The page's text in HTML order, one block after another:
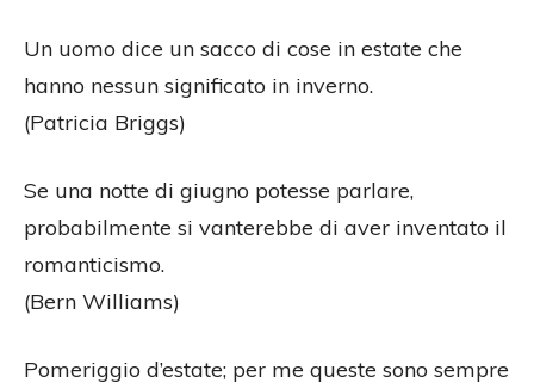
Un uomo dice un sacco di cose in estate che
hanno nessun significato in inverno.
(Patricia Briggs)
Se una notte di giugno potesse parlare,
probabilmente si vanterebbe di aver inventato il
romanticismo.
(Bern Williams)
Pomeriggio d’estate; per me queste sono sempre